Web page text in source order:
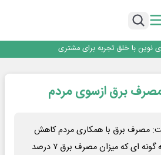
منابع پایدار، درآمدهای کارمزدی و بازسازی اعتماد
نوین با خلق تجربه برای مشتری
بیمه مرکزی منصوب شد
منابع پایدار، درآمدهای کارمزدی و بازسازی اعتماد
ایران بیش از ۷۰ میلیارد تومان به برنامه‌های مسئولیت اجتماعی اختصاص
مصرف برق با همکاری مردم کاهش
قابل ملاحظه‌ای داشته به گونه ای که میزان مصرف برق ۷ درصد